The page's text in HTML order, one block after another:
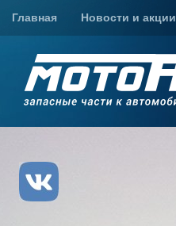
Главная Новости и акции